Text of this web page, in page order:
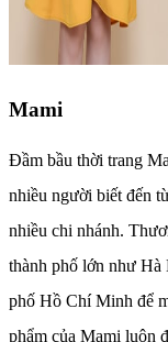
Mami
Đầm bầu thời trang
nhiều người biết đến
nhiều chi nhánh.
thành phố lớn như Hà
phố Hồ Chí Minh để
phẩm của Mami luôn